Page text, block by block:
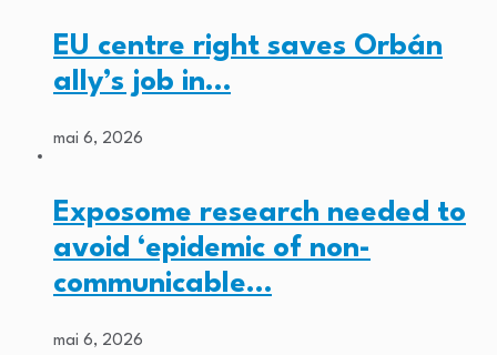
EU centre right saves Orbán
ally’s job in…
mai 6, 2026
Exposome research needed to
avoid ‘epidemic of non-
communicable…
mai 6, 2026